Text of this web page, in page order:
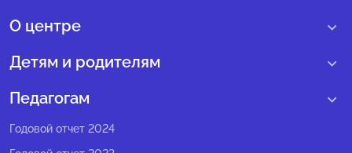
О центре
О нас
Структура регионального центра
Педагогический состав
Детям и родителям
Учебные интенсивные сборы
Педагогам
Программы Веги
Годовой отчет 2024